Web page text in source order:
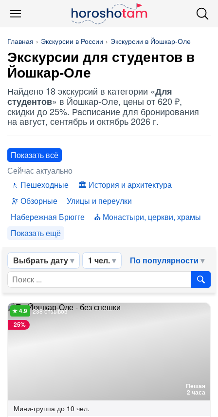
Главная Экскурсии в России Экскурсии в Йошкар-Оле
Экскурсии для студентов в
Йошкар-Оле
Найдено 18 экскурсий в категории «Для
студентов» в Йошкар-Оле, цены от 620 ₽,
скидки до 25%. Расписание для бронирования
на август, сентябрь и октябрь 2026 г.
Показать всё
Сейчас актуально
Пешеходные
История и архитектура
Обзорные
Улицы и переулки
Набережная Брюгге
Монастыри, церкви, храмы
Показать ещё
Выбрать дату 1 чел. По популярности
Пешая
2 часа
-25%
238 отзывов
Мини-группа до 10 чел.